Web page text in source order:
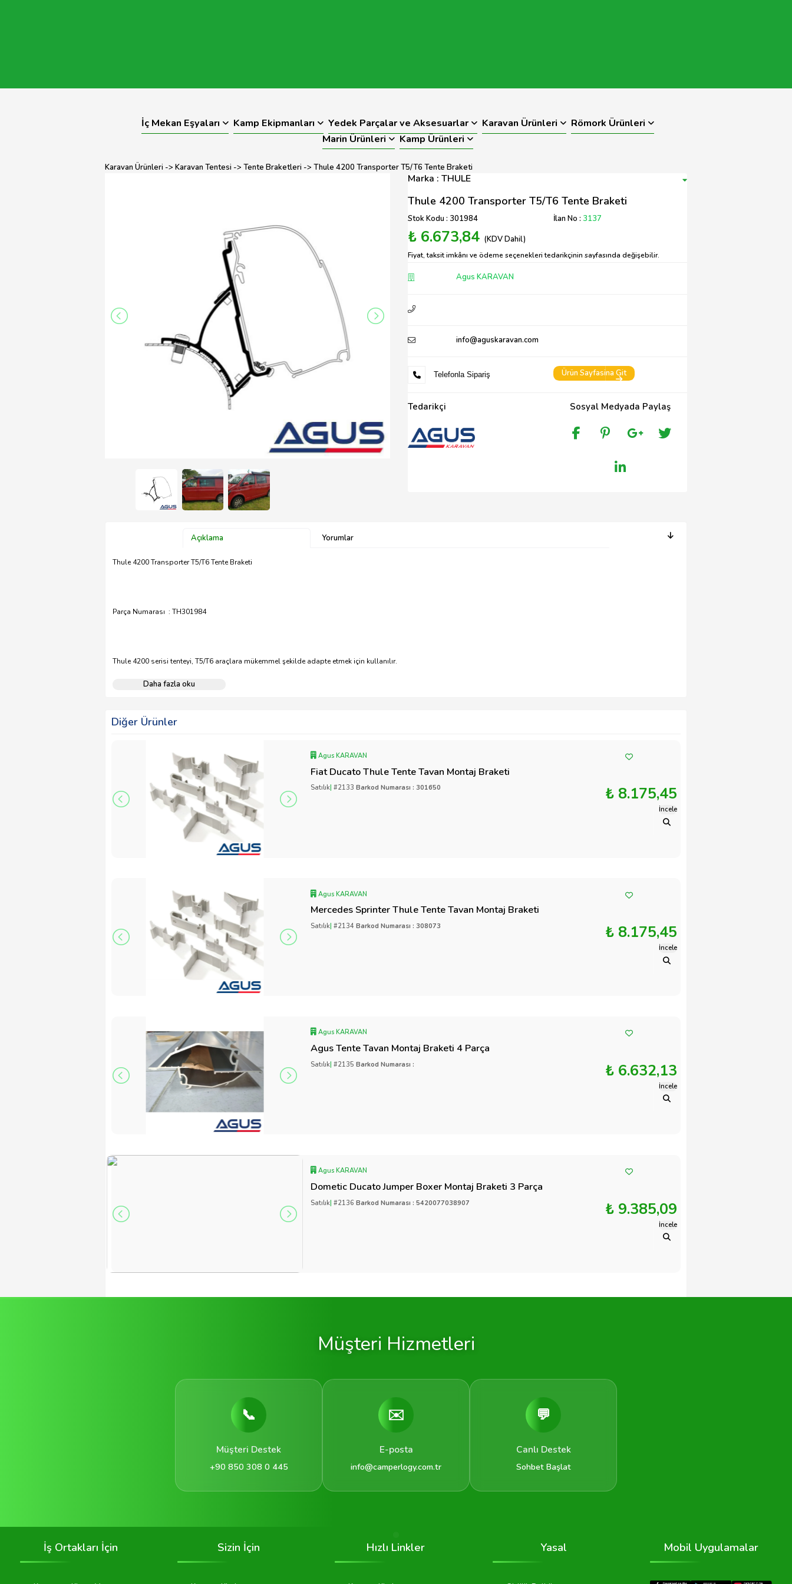
İç Mekan Eşyaları Kamp Ekipmanları Yedek Parçalar ve Aksesuarlar Karavan Ürünleri
Römork Ürünleri
Marin Ürünleri
Kamp Ürünleri
Karavan Ürünleri -> Karavan Tentesi -> Tente Braketleri -> Thule 4200 Transporter T5/T6 Tente Braketi
Marka : THULE
Thule 4200 Transporter T5/T6 Tente Braketi
Stok Kodu : 301984 İlan No : 3137
₺ 6.673,84 (KDV Dahil)
Fiyat, taksit imkânı ve ödeme seçenekleri tedarikçinin sayfasında değişebilir.
Agus KARAVAN
info@aguskaravan.com
Telefonla Sipariş Ürün Sayfasina Git
Tedarikçi Sosyal Medyada Paylaş
Açıklama Yorumlar
Thule 4200 Transporter T5/T6 Tente Braketi
Parça Numarası : TH301984
Thule 4200 serisi tenteyi, T5/T6 araçlara mükemmel şekilde adapte etmek için kullanılır.
Daha fazla oku
Diğer Ürünler
Agus KARAVAN
Fiat Ducato Thule Tente Tavan Montaj Braketi
Satılık| #2133Barkod Numarası : 301650 ₺ 8.175,45
İncele
Agus KARAVAN
Mercedes Sprinter Thule Tente Tavan Montaj Braketi
Satılık| #2134Barkod Numarası : 308073 ₺ 8.175,45
İncele
Agus KARAVAN
Agus Tente Tavan Montaj Braketi 4 Parça
Satılık| #2135Barkod Numarası : ₺ 6.632,13
İncele
Agus KARAVAN
Dometic Ducato Jumper Boxer Montaj Braketi 3 Parça
Satılık| #2136Barkod Numarası : 5420077038907 ₺ 9.385,09
İncele
Müşteri Hizmetleri
📞
Müşteri Destek
+90 850 308 0 445
✉️
E-posta
info@camperlogy.com.tr
💬
Canlı Destek
Sohbet Başlat
İş Ortakları İçin Sizin İçin Hızlı Linkler Yasal Mobil Uygulamalar